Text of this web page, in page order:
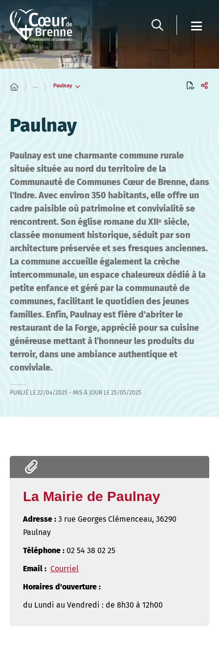
... Paulnay
Paulnay
Paulnay est une charmante commune rurale
située située au nord du territoire de la
Communauté de Communes Cœur de Brenne, dans
l'Indre. Avec environ 350 habitants, elle offre un
cadre paisible où patrimoine et convivialité se
rencontrent. Son église romane du XIIᵉ siècle,
classée monument historique, séduit par son
architecture préservée et ses fresques anciennes.
La commune accueille également la crèche
intercommunale, un espace chaleureux dédié à la
petite enfance et géré par la communauté de
communes, facilitant le quotidien des jeunes
familles. Enfin, Paulnay est fière d'abriter le
restaurant de la Forge, apprécié pour sa cuisine
généreuse mettant à l’honneur les produits du
terroir, dans une ambiance authentique et
conviviale.
PUBLIÉ LE 22/04/2025 - MIS À JOUR LE 25/05/2025
La Mairie de Paulnay
Adresse : 3 rue Georges Clémenceau, 36290
Paulnay
Téléphone : 02 54 38 02 25
Email : Courriel
Horaires d'ouverture :
du Lundi au Vendredi : de 8h30 à 12h00